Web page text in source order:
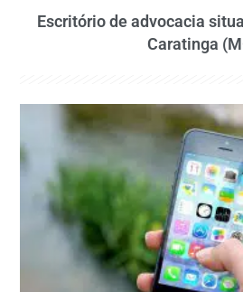
Escritório de advocacia
Caratinga